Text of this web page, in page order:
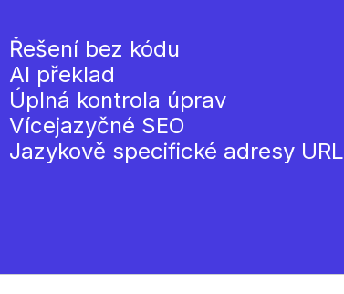
Řešení bez kódu
AI překlad
Úplná kontrola úprav
Vícejazyčné SEO
Jazykově specifické adresy URL